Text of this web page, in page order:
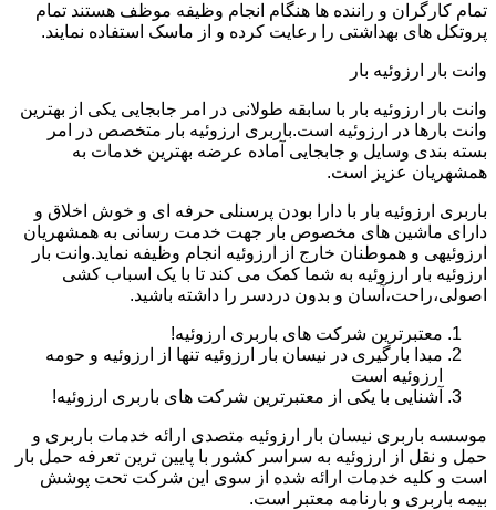
تمام کارگران و راننده ها هنگام انجام وظیفه موظف هستند تمام
پروتکل های بهداشتی را رعایت کرده و از ماسک استفاده نمایند.
وانت بار ارزوئیه بار
وانت بار ارزوئیه بار با سابقه طولانی در امر جابجایی یکی از بهترین
وانت بارها در ارزوئیه است.باربری ارزوئیه بار متخصص در امر
بسته بندی وسایل و جابجایی آماده عرضه بهترین خدمات به
همشهریان عزیز است.
باربری ارزوئیه بار با دارا بودن پرسنلی حرفه ای و خوش اخلاق و
دارای ماشین های مخصوص بار جهت خدمت رسانی به همشهریان
ارزوئیهی و هموطنان خارج از ارزوئیه انجام وظیفه نماید.وانت بار
ارزوئیه بار ارزوئیه به شما کمک می کند تا با یک اسباب کشی
اصولی،راحت،آسان و بدون دردسر را داشته باشید.
معتبرترین شرکت های باربری ارزوئیه!
مبدا بارگیری در نیسان بار ارزوئیه تنها از ارزوئیه و حومه
ارزوئیه است
آشنایی با یکی از معتبرترین شرکت های باربری ارزوئیه!
موسسه باربری نیسان بار ارزوئیه متصدی ارائه خدمات باربری و
حمل و نقل از ارزوئیه به سراسر کشور با پایین ترین تعرفه حمل بار
است و کلیه خدمات ارائه شده از سوی این شرکت تحت پوشش
بیمه باربری و بارنامه معتبر است.